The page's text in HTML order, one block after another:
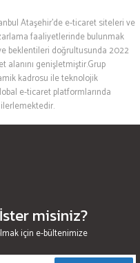
Ataşehir’de e-ticaret siteleri ve
faaliyetlerinde bulunmak
beklentileri doğrultusunda 2022
alanını genişletmiştir.Grup
kadrosu ile teknolojik
e-ticaret platformlarında
misiniz?
için e-bültenimize